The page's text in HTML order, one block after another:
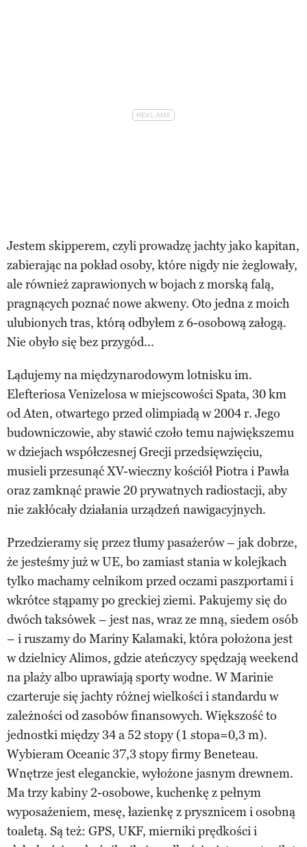
Jestem skipperem, czyli prowadzę jachty jako kapitan,
zabierając na pokład osoby, które nigdy nie żeglowały,
ale również zaprawionych w bojach z morską falą,
pragnących poznać nowe akweny. Oto jedna z moich
ulubionych tras, którą odbyłem z 6-osobową załogą.
Nie obyło się bez przygód...
Lądujemy na międzynarodowym lotnisku im.
Elefteriosa Venizelosa w miejscowości Spata, 30 km
od Aten, otwartego przed olimpiadą w 2004 r. Jego
budowniczowie, aby stawić czoło temu największemu
w dziejach współczesnej Grecji przedsięwzięciu,
musieli przesunąć XV-wieczny kościół Piotra i Pawła
oraz zamknąć prawie 20 prywatnych radiostacji, aby
nie zakłócały działania urządzeń nawigacyjnych.
Przedzieramy się przez tłumy pasażerów – jak dobrze,
że jesteśmy już w UE, bo zamiast stania w kolejkach
tylko machamy celnikom przed oczami paszportami i
wkrótce stąpamy po greckiej ziemi. Pakujemy się do
dwóch taksówek – jest nas, wraz ze mną, siedem osób
– i ruszamy do Mariny Kalamaki, która położona jest
w dzielnicy Alimos, gdzie ateńczycy spędzają weekend
na plaży albo uprawiają sporty wodne. W Marinie
czarteruje się jachty różnej wielkości i standardu w
zależności od zasobów finansowych. Większość to
jednostki między 34 a 52 stopy (1 stopa=0,3 m).
Wybieram Oceanic 37,3 stopy firmy Beneteau.
Wnętrze jest eleganckie, wyłożone jasnym drewnem.
Ma trzy kabiny 2-osobowe, kuchenkę z pełnym
wyposażeniem, mesę, łazienkę z prysznicem i osobną
toaletą. Są też: GPS, UKF, mierniki prędkości i